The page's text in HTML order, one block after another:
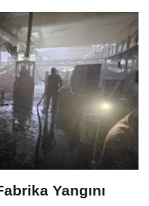
Yangını